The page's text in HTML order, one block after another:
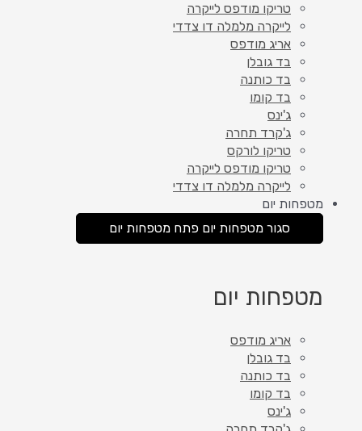
טריקו מודפס לייקרה
לייקרה מלמלה דו צדדי
אריג מודפס
בד גובלן
בד כותנה
בד קומו
ג'ינס
ג'קרד תחרה
טריקו לורקס
טריקו מודפס לייקרה
לייקרה מלמלה דו צדדי
מטפחות יום
סגור מטפחות יום פתח מטפחות יום
מטפחות יום
אריג מודפס
בד גובלן
בד כותנה
בד קומו
ג'ינס